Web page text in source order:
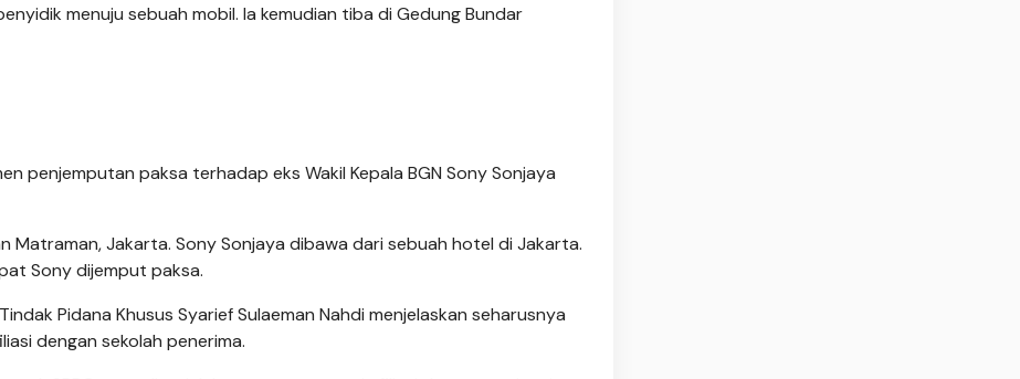
menuju sebuah mobil. Ia kemudian tiba di Gedung Bundar
penjemputan paksa terhadap eks Wakil Kepala BGN Sony Sonjaya
Jakarta. Sony Sonjaya dibawa dari sebuah hotel di Jakarta.
Sony dijemput paksa.
Pidana Khusus Syarief Sulaeman Nahdi menjelaskan seharusnya
dengan sekolah penerima.